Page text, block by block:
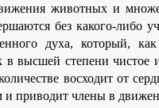
животных и
без какого-либо
духа, который,
в высшей степени чистое
восходит от
и приводит члены в